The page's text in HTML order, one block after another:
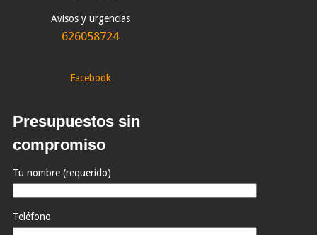
Avisos y urgencias
626058724
Facebook
Presupuestos sin
compromiso
Tu nombre (requerido)
Teléfono